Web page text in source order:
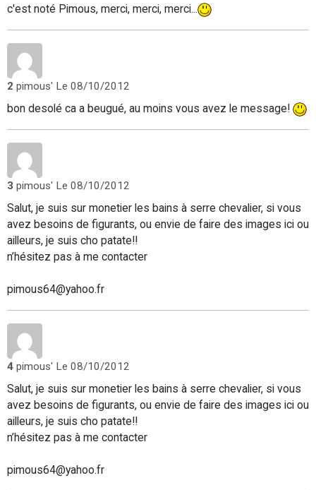
c'est noté Pimous, merci, merci, merci...
2 pimous' Le 08/10/2012
bon desolé ca a beugué, au moins vous avez le message!
3 pimous' Le 08/10/2012
Salut, je suis sur monetier les bains à serre chevalier, si vous
avez besoins de figurants, ou envie de faire des images ici ou
ailleurs, je suis cho patate!!
n’hésitez pas à me contacter
pimous64@yahoo.fr
4 pimous' Le 08/10/2012
Salut, je suis sur monetier les bains à serre chevalier, si vous
avez besoins de figurants, ou envie de faire des images ici ou
ailleurs, je suis cho patate!!
n’hésitez pas à me contacter
pimous64@yahoo.fr